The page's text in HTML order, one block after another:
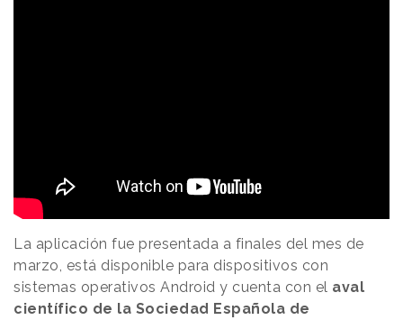
La aplicación fue presentada a finales del mes de
marzo, está disponible para dispositivos con
sistemas operativos Android y cuenta con el aval
científico de la Sociedad Española de